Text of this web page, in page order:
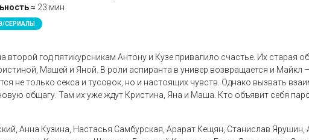
≈ 23 мин
СЕРИАЛЫ
второй год пятикурсникам Антону и Кузе привалило счастье. Их старая
Машей и Яной. В роли аспиранта в универ возвращается и Майкл
не только секса и тусовок, но и настоящих чувств. Однако вызвать
общагу. Там их уже ждут Кристина, Яна и Маша. Кто объявит себя
Анна Кузина, Настасья Самбурская, Арарат Кещян, Станислав